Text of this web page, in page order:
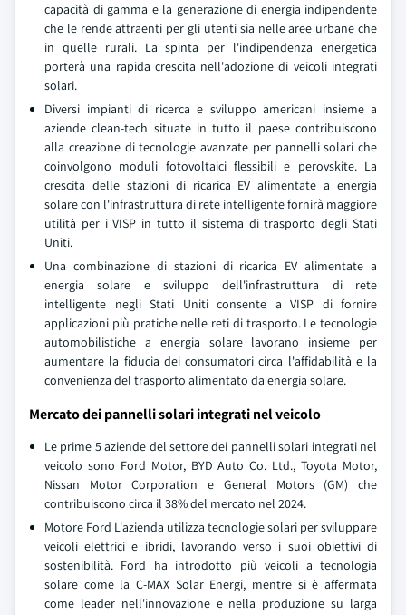
capacità di gamma e la generazione di energia indipendente
che le rende attraenti per gli utenti sia nelle aree urbane che
in quelle rurali. La spinta per l'indipendenza energetica
porterà una rapida crescita nell'adozione di veicoli integrati
solari.
Diversi impianti di ricerca e sviluppo americani insieme a
aziende clean-tech situate in tutto il paese contribuiscono
alla creazione di tecnologie avanzate per pannelli solari che
coinvolgono moduli fotovoltaici flessibili e perovskite. La
crescita delle stazioni di ricarica EV alimentate a energia
solare con l'infrastruttura di rete intelligente fornirà maggiore
utilità per i VISP in tutto il sistema di trasporto degli Stati
Uniti.
Una combinazione di stazioni di ricarica EV alimentate a
energia solare e sviluppo dell'infrastruttura di rete
intelligente negli Stati Uniti consente a VISP di fornire
applicazioni più pratiche nelle reti di trasporto. Le tecnologie
automobilistiche a energia solare lavorano insieme per
aumentare la fiducia dei consumatori circa l'affidabilità e la
convenienza del trasporto alimentato da energia solare.
Mercato dei pannelli solari integrati nel veicolo
Le prime 5 aziende del settore dei pannelli solari integrati nel
veicolo sono Ford Motor, BYD Auto Co. Ltd., Toyota Motor,
Nissan Motor Corporation e General Motors (GM) che
contribuiscono circa il 38% del mercato nel 2024.
Motore Ford L'azienda utilizza tecnologie solari per sviluppare
veicoli elettrici e ibridi, lavorando verso i suoi obiettivi di
sostenibilità. Ford ha introdotto più veicoli a tecnologia
solare come la C-MAX Solar Energi, mentre si è affermata
come leader nell'innovazione e nella produzione su larga